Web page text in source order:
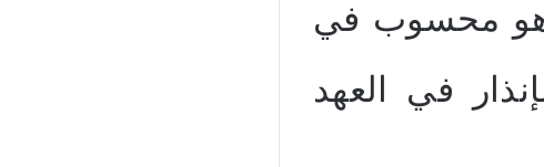
وهو محسوب في
في العهد